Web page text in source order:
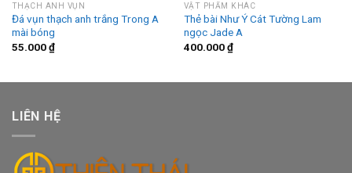
THẠCH ANH VỤN
Đá vụn thạch anh trắng Trong A
mài bóng
55.000₫
VẬT PHẨM KHÁC
Thẻ bài Như Ý Cát Tường Lam
ngọc Jade A
400.000₫
LIÊN HỆ